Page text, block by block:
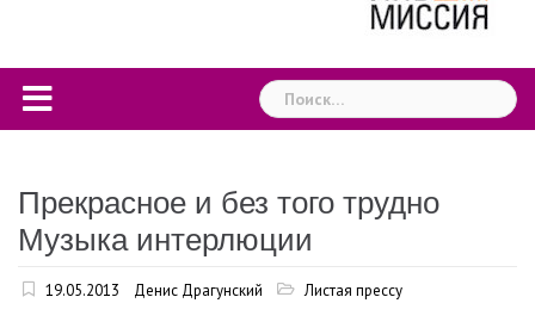
Найти:
Прекрасное и без того трудно
Музыка интерлюции
19.05.2013 Денис Драгунский Листая прессу